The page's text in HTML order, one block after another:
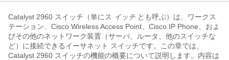
Catalyst 2960 スイッチ（単にス イッチ とも呼ぶ）は、ワークス
テーション、Cisco Wireless Access Point、Cisco IP Phone、およ
びその他のネットワーク装置（サーバ、ルータ、他のスイッチな
ど）に接続できるイーサネット スイッチです。この章では、
Catalyst 2960 スイッチの機能の概要について説明します。内容は